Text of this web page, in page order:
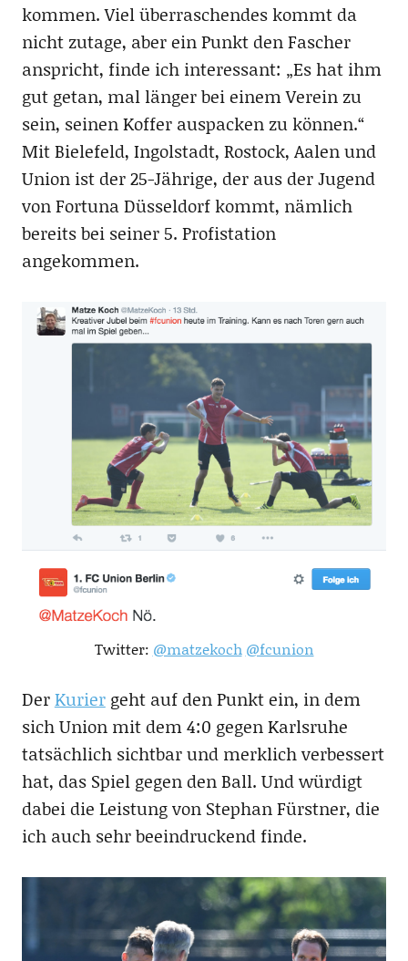
kommen. Viel überraschendes kommt da
nicht zutage, aber ein Punkt den Fascher
anspricht, finde ich interessant: „Es hat ihm
gut getan, mal länger bei einem Verein zu
sein, seinen Koffer auspacken zu können.“
Mit Bielefeld, Ingolstadt, Rostock, Aalen und
Union ist der 25-Jährige, der aus der Jugend
von Fortuna Düsseldorf kommt, nämlich
bereits bei seiner 5. Profistation
angekommen.
Twitter: @matzekoch @fcunion
DerKuriergeht auf den Punkt ein, in dem
sich Union mit dem 4:0 gegen Karlsruhe
tatsächlich sichtbar und merklich verbessert
hat, das Spiel gegen den Ball. Und würdigt
dabei die Leistung von Stephan Fürstner, die
ich auch sehr beeindruckend finde.